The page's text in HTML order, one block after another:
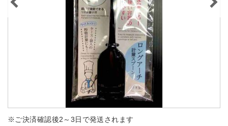
※ご決済確認後2～3日で発送されます